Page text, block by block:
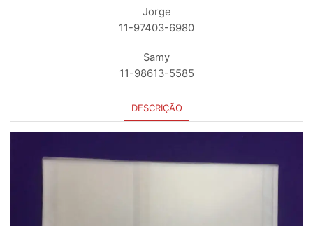
Jorge
11-97403-6980
Samy
11-98613-5585
DESCRIÇÃO